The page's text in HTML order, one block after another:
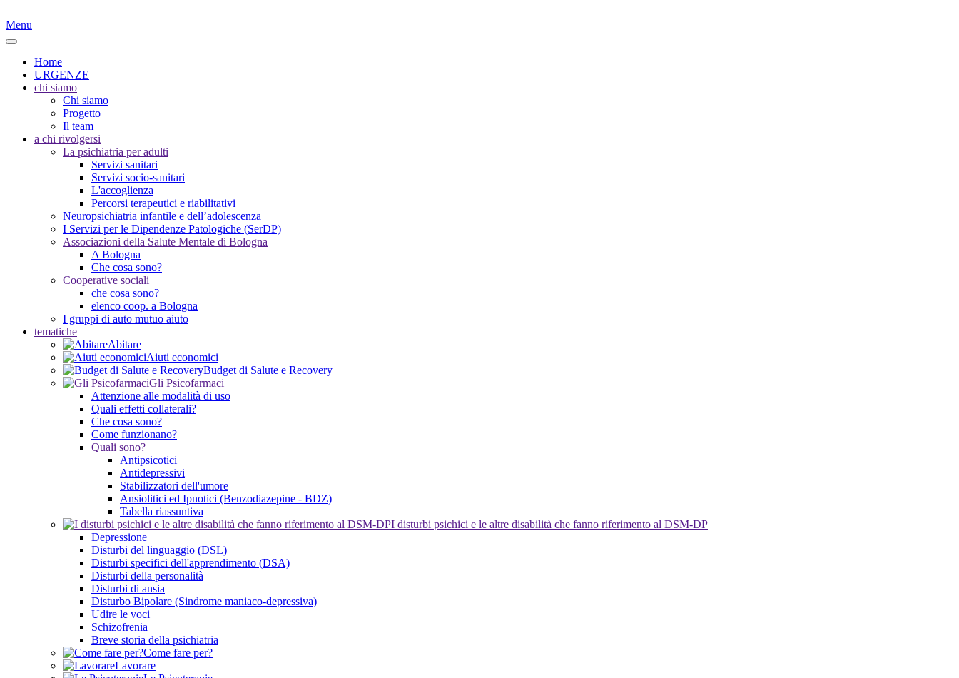
Menu
Home
URGENZE
chi siamo
Chi siamo
Progetto
Il team
a chi rivolgersi
La psichiatria per adulti
Servizi sanitari
Servizi socio-sanitari
L'accoglienza
Percorsi terapeutici e riabilitativi
Neuropsichiatria infantile e dell’adolescenza
I Servizi per le Dipendenze Patologiche (SerDP)
Associazioni della Salute Mentale di Bologna
A Bologna
Che cosa sono?
Cooperative sociali
che cosa sono?
elenco coop. a Bologna
I gruppi di auto mutuo aiuto
tematiche
Abitare
Aiuti economici
Budget di Salute e Recovery
Gli Psicofarmaci
Attenzione alle modalità di uso
Quali effetti collaterali?
Che cosa sono?
Come funzionano?
Quali sono?
Antipsicotici
Antidepressivi
Stabilizzatori dell'umore
Ansiolitici ed Ipnotici (Benzodiazepine - BDZ)
Tabella riassuntiva
I disturbi psichici e le altre disabilità che fanno riferimento al DSM-DP
Depressione
Disturbi del linguaggio (DSL)
Disturbi specifici dell'apprendimento (DSA)
Disturbi della personalità
Disturbi di ansia
Disturbo Bipolare (Sindrome maniaco-depressiva)
Udire le voci
Schizofrenia
Breve storia della psichiatria
Come fare per?
Lavorare